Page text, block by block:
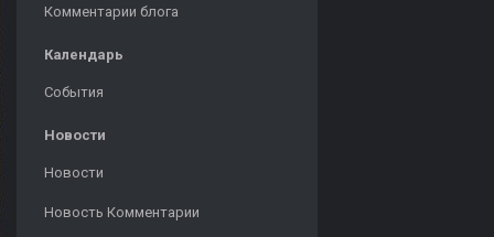
Комментарии блога
Календарь
События
Новости
Новости
Новость Комментарии